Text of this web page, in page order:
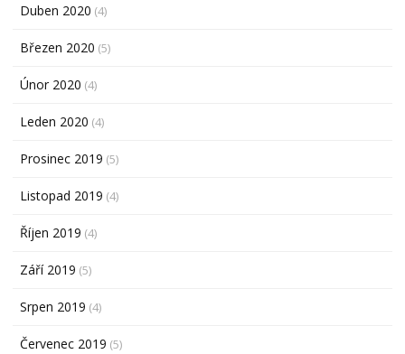
Duben 2020 (4)
Březen 2020 (5)
Únor 2020 (4)
Leden 2020 (4)
Prosinec 2019 (5)
Listopad 2019 (4)
Říjen 2019 (4)
Září 2019 (5)
Srpen 2019 (4)
Červenec 2019 (5)